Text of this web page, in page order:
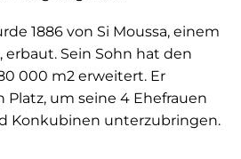
1886 von Si Moussa, einem
erbaut. Sein Sohn hat den
000 m2 erweitert. Er
Platz, um seine 4 Ehefrauen
Konkubinen unterzubringen.